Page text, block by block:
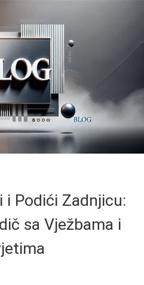
i Podići Zadnjicu:
sa Vježbama i